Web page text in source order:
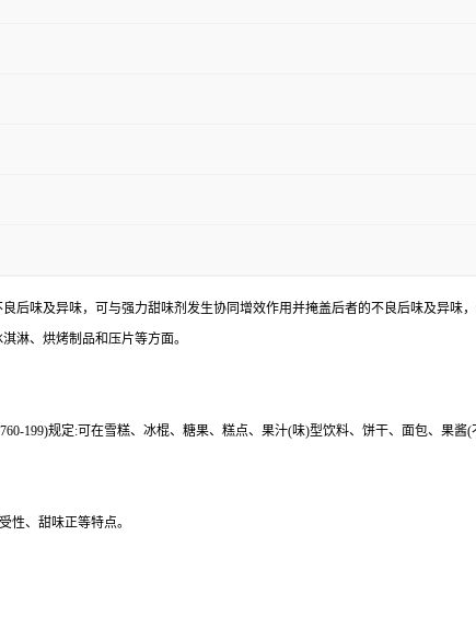
味及异味，可与强力甜味剂发生协同增效作用并掩盖后者的不良后味及异味
淋、烘烤制品和压片等方面。
199)规定:可在雪糕、冰棍、糖果、糕点、果汁(味)型饮料、饼干、面包、果
性、甜味正等特点。